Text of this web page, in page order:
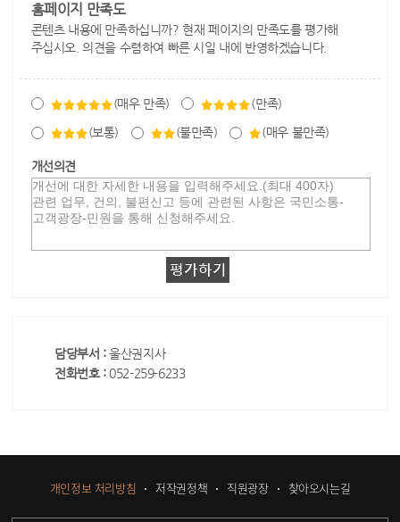
홈페이지 만족도
콘텐츠 내용에 만족하십니까? 현재 페이지의 만족도를 평가해
주십시오. 의견을 수렴하여 빠른 시일 내에 반영하겠습니다.
(매우 만족) (만족)
(보통) (불만족) (매우 불만족)
개선의견
담당부서 :울산권지사
전화번호 : 052-259-6233
개인정보 처리방침 저작권정책 직원광장 찾아오시는길